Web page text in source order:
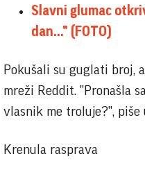
Slavni glumac
dan..." (FOTO)
Pokušali su guglati broj,
mreži Reddit. "Pronašla
vlasnik me troluje?", piše
Krenula rasprava